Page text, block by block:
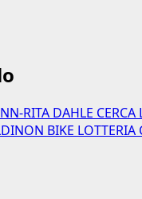
RITA DAHLE CERCA
BIKE LOTTERIA